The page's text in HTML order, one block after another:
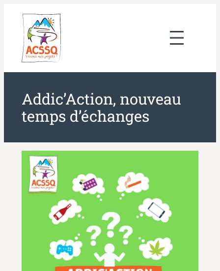
contenu
Addic’Action, nouveau
temps d’échanges